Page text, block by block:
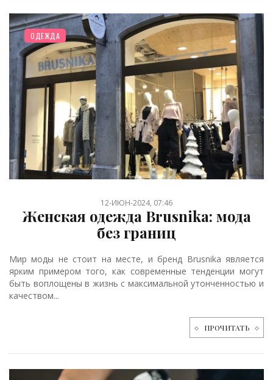
ОДЕЖДА
12-ИЮН-2024, 07:46
Женская одежда Brusnika: мода
без границ
Мир моды не стоит на месте, и бренд Brusnika является
ярким примером того, как современные тенденции могут
быть воплощены в жизнь с максимальной утонченностью и
качеством...
ПРОЧИТАТЬ